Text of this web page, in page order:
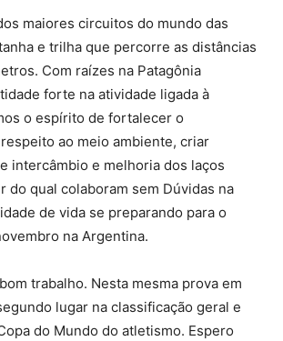
maiores circuitos do mundo das
e trilha que percorre as distâncias
Com raízes na Patagônia
forte na atividade ligada à
o espírito de fortalecer o
ao meio ambiente, criar
intercâmbio e melhoria dos laços
do qual colaboram sem Dúvidas na
de vida se preparando para o
na Argentina.
trabalho. Nesta mesma prova em
lugar na classificação geral e
do Mundo do atletismo. Espero